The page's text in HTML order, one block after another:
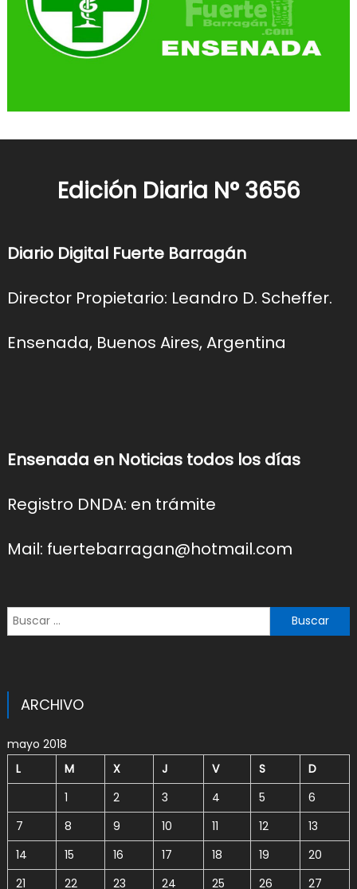
Edición Diaria N° 3656
Diario Digital Fuerte Barragán
Director Propietario: Leandro D. Scheffer.
Ensenada, Buenos Aires, Argentina
Ensenada en Noticias todos los días
Registro DNDA: en trámite
Mail: fuertebarragan@hotmail.com
Buscar:
ARCHIVO
mayo 2018
L
M X J V S
D
1
2 3 4 5
6
7
8 9 10 11 12
13
14
15 16 17 18 19
20
21
22 23 24 25 26 27